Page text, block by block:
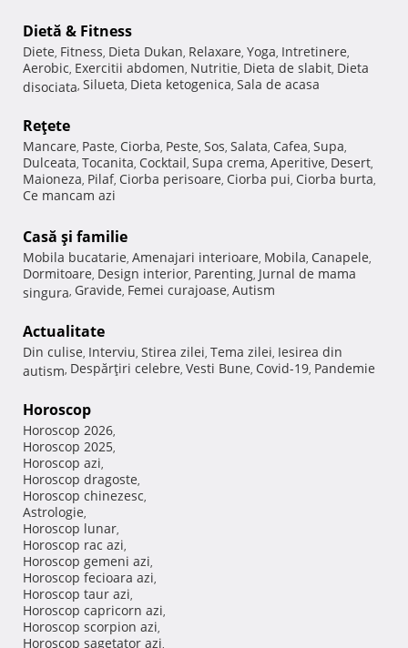
Dietă & Fitness
Diete, Fitness, Dieta Dukan, Relaxare, Yoga, Intretinere,
Aerobic, Exercitii abdomen, Nutritie, Dieta de slabit, Dieta
disociata, Silueta, Dieta ketogenica, Sala de acasa
Reţete
Mancare, Paste, Ciorba, Peste, Sos, Salata, Cafea, Supa,
Dulceata, Tocanita, Cocktail, Supa crema, Aperitive, Desert,
Maioneza, Pilaf, Ciorba perisoare, Ciorba pui, Ciorba burta,
Ce mancam azi
Casă şi familie
Mobila bucatarie, Amenajari interioare, Mobila, Canapele,
Dormitoare, Design interior, Parenting, Jurnal de mama
singura, Gravide, Femei curajoase, Autism
Actualitate
Din culise, Interviu, Stirea zilei, Tema zilei, Iesirea din
autism, Despărţiri celebre, Vesti Bune, Covid-19, Pandemie
Horoscop
Horoscop 2026,
Horoscop 2025,
Horoscop azi,
Horoscop dragoste,
Horoscop chinezesc,
Astrologie,
Horoscop lunar,
Horoscop rac azi,
Horoscop gemeni azi,
Horoscop fecioara azi,
Horoscop taur azi,
Horoscop capricorn azi,
Horoscop scorpion azi,
Horoscop sagetator azi,